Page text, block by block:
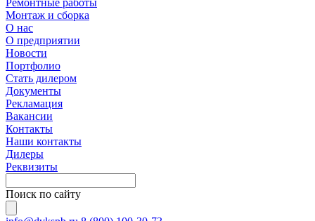
Ремонтные работы
Монтаж и сборка
О нас
О предприятии
Новости
Портфолио
Стать дилером
Документы
Рекламация
Вакансии
Контакты
Наши контакты
Дилеры
Реквизиты
Поиск по сайту